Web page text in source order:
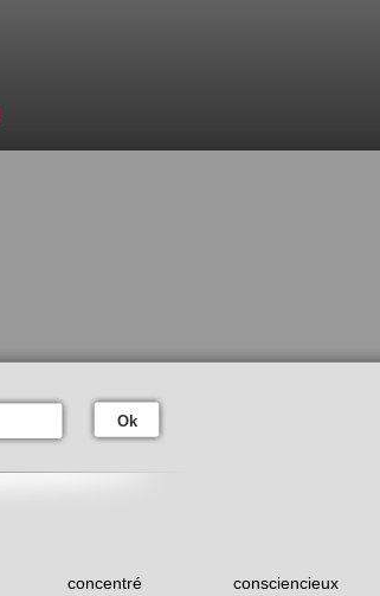
Ok
concentré
consciencieux